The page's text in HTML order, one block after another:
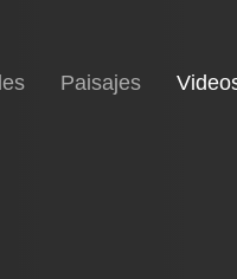
Inicio
Paisajes